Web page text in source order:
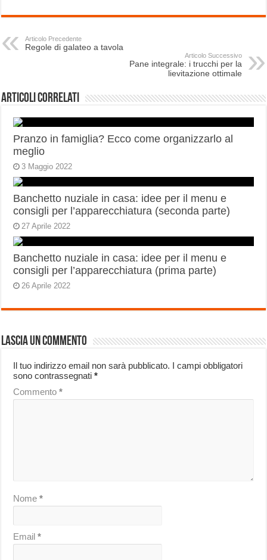
Articolo Precedente
Regole di galateo a tavola
Articolo Successivo
Pane integrale: i trucchi per la
lievitazione ottimale
Articoli correlati
Pranzo in famiglia? Ecco come organizzarlo al
meglio
3 Maggio 2022
Banchetto nuziale in casa: idee per il menu e
consigli per l’apparecchiatura (seconda parte)
27 Aprile 2022
Banchetto nuziale in casa: idee per il menu e
consigli per l’apparecchiatura (prima parte)
26 Aprile 2022
Lascia un commento
Il tuo indirizzo email non sarà pubblicato. I campi obbligatori
sono contrassegnati*
Commento*
Nome*
Email*